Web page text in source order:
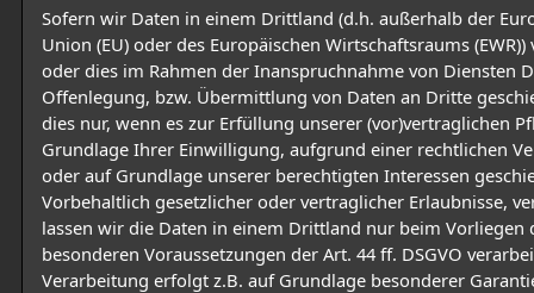
Sofern wir Daten in einem Drittland (d.h. außerhalb der
Union (EU) oder des Europäischen Wirtschaftsraums
oder dies im Rahmen der Inanspruchnahme von Diensten
Offenlegung, bzw. Übermittlung von Daten an Dritte
dies nur, wenn es zur Erfüllung unserer (vor)vertraglichen
Grundlage Ihrer Einwilligung, aufgrund einer rechtlichen
oder auf Grundlage unserer berechtigten Interessen
Vorbehaltlich gesetzlicher oder vertraglicher Erlaubnisse,
lassen wir die Daten in einem Drittland nur beim Vorliegen
besonderen Voraussetzungen der Art. 44 ff. DSGVO
Verarbeitung erfolgt z.B. auf Grundlage besonderer